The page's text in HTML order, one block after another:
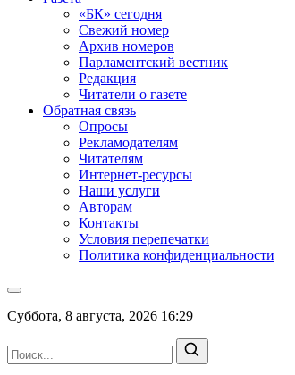
«БК» сегодня
Свежий номер
Архив номеров
Парламентский вестник
Редакция
Читатели о газете
Обратная связь
Опросы
Рекламодателям
Читателям
Интернет-ресурсы
Наши услуги
Авторам
Контакты
Условия перепечатки
Политика конфиденциальности
Суббота, 8 августа, 2026 16:29